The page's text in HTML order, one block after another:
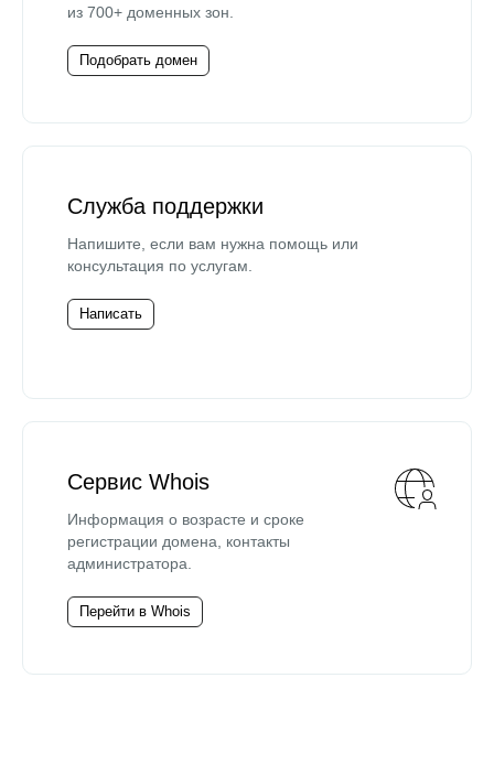
из 700+ доменных зон.
Подобрать домен
Служба поддержки
Напишите, если вам нужна помощь или
консультация по услугам.
Написать
Сервис Whois
Информация о возрасте и сроке
регистрации домена, контакты
администратора.
Перейти в Whois